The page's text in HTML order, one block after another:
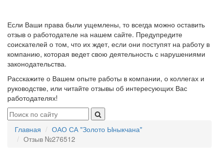
Если Ваши права были ущемлены, то всегда можно оставить
отзыв о работодателе на нашем сайте. Предупредите
соискателей о том, что их ждет, если они поступят на работу в
компанию, которая ведет свою деятельность с нарушениями
законодательства.
Расскажите о Вашем опыте работы в компании, о коллегах и
руководстве, или читайте отзывы об интересующих Вас
работодателях!
Главная
ОАО СА "Золото Ыныкчана"
Отзыв №276512